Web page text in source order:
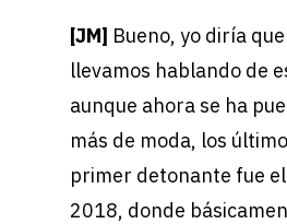
[JM] Bueno, yo diría
llevamos hablando de
aunque ahora se ha
más de moda, los
primer detonante fue el
2018, donde